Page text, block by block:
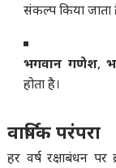
संकल्प किया जाता
भगवान गणेश,
होता है।
वार्षिक परंपरा
हर वर्ष रक्षाबंधन